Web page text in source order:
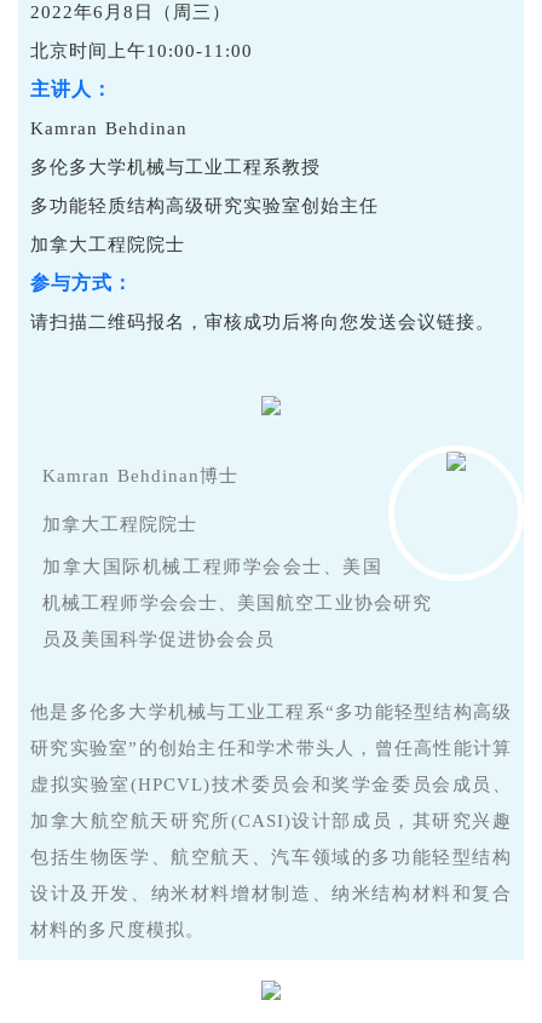
2022年6月8日（周三）
北京时间上午10:00-11:00
主讲人：
Kamran Behdinan
多伦多大学机械与工业工程系教授
多功能轻质结构高级研究实验室创始主任
加拿大工程院院士
参与方式：
请扫描二维码报名，审核成功后将向您发送会议链接。
Kamran Behdinan博士
加拿大工程院院士
加拿大国际机械工程师学会会士、美国
机械工程师学会会士、美国航空工业协会研究
员及美国科学促进协会会员
他是多伦多大学机械与工业工程系“多功能轻型结构高级
研究实验室”的创始主任和学术带头人，曾任高性能计算
虚拟实验室(HPCVL)技术委员会和奖学金委员会成员、
加拿大航空航天研究所(CASI)设计部成员，其研究兴趣
包括生物医学、航空航天、汽车领域的多功能轻型结构
设计及开发、纳米材料增材制造、纳米结构材料和复合
材料的多尺度模拟。